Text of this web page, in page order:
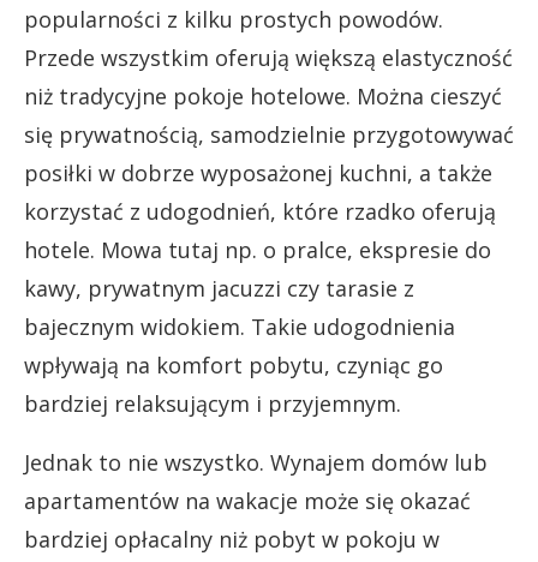
popularności z kilku prostych powodów.
Przede wszystkim oferują większą elastyczność
niż tradycyjne pokoje hotelowe. Można cieszyć
się prywatnością, samodzielnie przygotowywać
posiłki w dobrze wyposażonej kuchni, a także
korzystać z udogodnień, które rzadko oferują
hotele. Mowa tutaj np. o pralce, ekspresie do
kawy, prywatnym jacuzzi czy tarasie z
bajecznym widokiem. Takie udogodnienia
wpływają na komfort pobytu, czyniąc go
bardziej relaksującym i przyjemnym.
Jednak to nie wszystko. Wynajem domów lub
apartamentów na wakacje może się okazać
bardziej opłacalny niż pobyt w pokoju w